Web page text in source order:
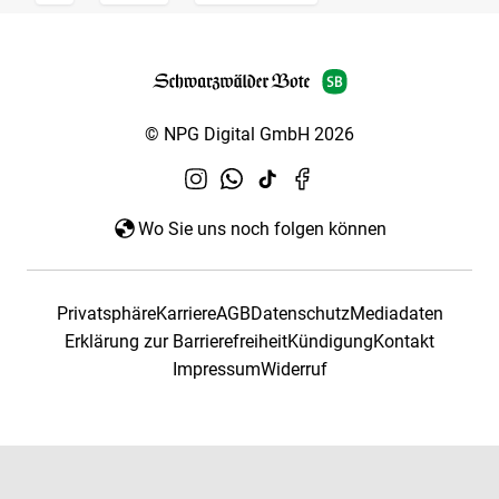
© NPG Digital GmbH 2026
Wo Sie uns noch folgen können
PrivatsphäreKarriereAGBDatenschutzMediadaten
Erklärung zur BarrierefreiheitKündigungKontakt
ImpressumWiderruf